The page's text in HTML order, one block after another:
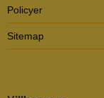
Policyer
Sitemap